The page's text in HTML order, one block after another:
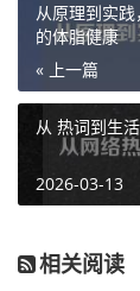
从原理到实
的体脂健康
« 上一篇
从 热词到
2026-03-13
相关阅读